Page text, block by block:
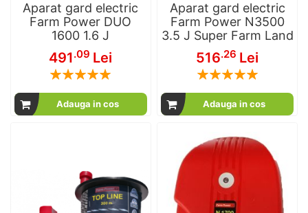
Aparat gard electric
Farm Power DUO
1600 1.6 J
491.09 Lei
Rating:
Adauga in cos
Aparat gard electric
Farm Power N3500
3.5 J Super Farm Land
516.26 Lei
Rating:
Adauga in cos